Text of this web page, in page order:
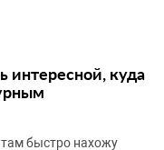
интересной, куда
быстро нахожу